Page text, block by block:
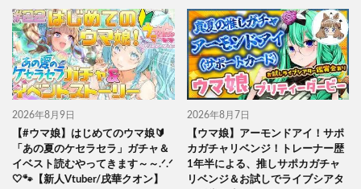
2026年8月9日
【#ウマ娘】はじめてのウマ娘🔰
「あの夏のケセラセラ」ガチャ＆
イベスト読むやってきます～～.ᐟ.ᐟ
🤍🐾【新人Vtuber/戌華クオン】
2026年8月7日
【ウマ娘】アーモンドアイ！サポ
カガチャリベンジ！トレーナー歴
1年半による、推しサポカガチャ
リベンジ＆お試しでライブシアタ